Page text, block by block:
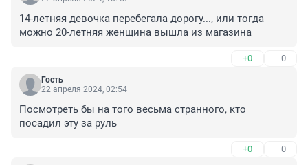
14-летняя девочка перебегала дорогу..., или тогда
можно 20-летняя женщина вышла из магазина
+0 –0
Гость
22 апреля 2024, 02:54
Посмотреть бы на того весьма странного, кто
посадил эту за руль
+0 –0